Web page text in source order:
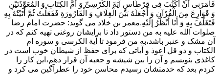
فَأَمَرَنِی أَنْ أَکْتُبَ فِی قِرْطَاسٍ آیَةَ الْکُرْسِیِّ وَ أُمَّ الْکِتَابِ وَ الْمُعَوِّذَتَیْنِ
وَ قَوَارِعَ مِنَ الْقُرْآنِ وَ أَجْعَلَهُ بَیْنَ الْغِلَافِ وَ الْقَارُورَةِ فَفَعَلْتُ ثُمَّ أَتَیْتُهُ بِهِ
فَتَغَلَّفَ بِهِ وَ أَنَا أَنْظُرُ إِلَیْهِ.معمر بن خلاد می گوید: حضرت امام رضا
صلوات الله علیه به من دستور داد تا برایشان روغنى تهیه کنم که در
آن مشک و عنبر باشد،به من فرمود تا آیة الکرسى و سوره ام
الکتاب و دو قل اعوذ و آیاتى که براى حفظ از شیطان خوب است در
کاغذى بنویسم و آن را بین شیشه و جعبه آن قرار دهم،این کار را
کردم بعد که خدمتشان رسیدم محاسن خود را عطرآگین می کرد و